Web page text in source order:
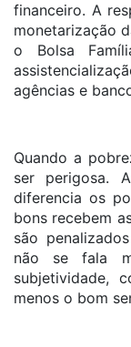
financeiro. A
monetarização
o Bolsa
agências e
Quando a
ser perigosa.
diferencia os
bons recebem
são
não se fala
subjetividade,
menos o bom